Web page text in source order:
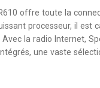
offre toute la
processeur, il est
la radio Internet,
une vaste